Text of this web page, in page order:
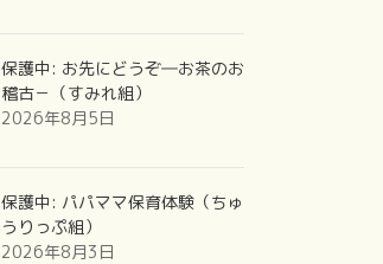
保護中: お先にどうぞ―お茶のお
稽古－（すみれ組）
2026年8月5日
保護中: パパママ保育体験（ちゅ
うりっぷ組）
2026年8月3日